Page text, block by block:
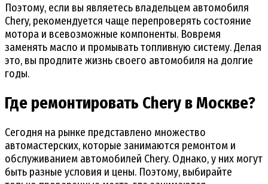
Поэтому, если вы являетесь владельцем автомобиля
Chery, рекомендуется чаще перепроверять состояние
мотора и всевозможные компоненты. Вовремя
заменять масло и промывать топливную систему. Делая
это, вы продлите жизнь своего автомобиля на долгие
годы.
Где ремонтировать Chery в Москве?
Сегодня на рынке представлено множество
автомастерских, которые занимаются ремонтом и
обслуживанием автомобилей Chery. Однако, у них могут
быть разные условия и цены. Поэтому, выбирайте